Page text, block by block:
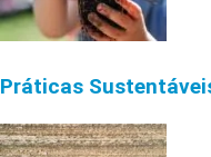
Práticas